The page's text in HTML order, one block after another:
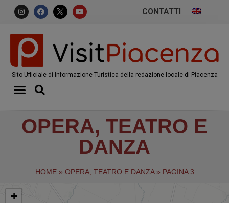
CONTATTI
Sito Ufficiale di Informazione Turistica della redazione locale di Piacenza
OPERA, TEATRO E
DANZA
HOME» OPERA, TEATRO E DANZA» PAGINA 3
+